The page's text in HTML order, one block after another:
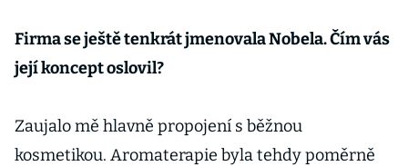
Firma se ještě tenkrát jmenovala Nobela. Čím vás
její koncept oslovil?
Zaujalo mě hlavně propojení s běžnou
kosmetikou. Aromaterapie byla tehdy poměrně